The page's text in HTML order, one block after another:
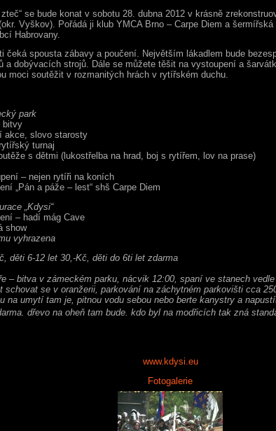
zteč“ se bude konat v sobotu 28. dubna 2012 v krásně
Vyškov). Pořádá ji klub YMCA Brno – Carpe Diem a šermířská
Habrovany.
čeká spousta zábavy a poučení. Největším lákadlem bude
a dobývacích strojů. Dále se můžete těšit na vystoupení a
moci soutěžit v rozmanitých hrách v rytířském duchu.
park
bitvy
akce, slovo starosty
turnaj
s dětmi (lukostřelba na hrad, boj s rytířem, lov na prase)
– nejen rytíři na koních
„Pán a páže – lest“ shš Carpe Diem
„Kdysi“
– hadí mág Cave
show
vyhrazena
děti 6-12 let 30,-Kč, děti do 6ti let zdarma
–bitva v zámeckém parku, nácvik 12:00, spaní ve stanech
schovat se v oranžerii, parkování na záchytném parkovišti cca
na umytí tam je, pitnou vodu sebou nebo berte kanystry a
dřevo na oheň tam bude. kdo byl na modřicích tak zná
www.kdysi.eu
Fotogalerie